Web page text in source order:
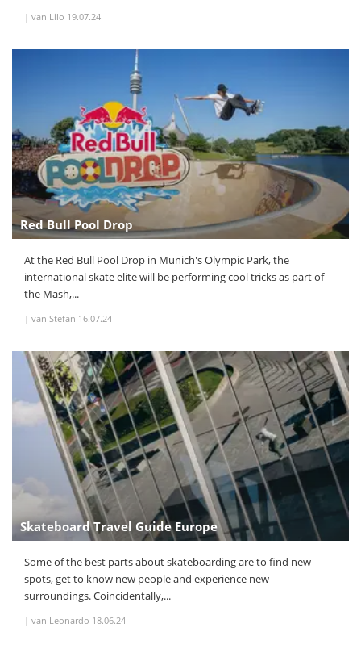
| van Lilo 19.07.24
Red Bull Pool Drop
At the Red Bull Pool Drop in Munich's Olympic Park, the
international skate elite will be performing cool tricks as part of
the Mash,...
| van Stefan 16.07.24
Skateboard Travel Guide Europe
Some of the best parts about skateboarding are to find new
spots, get to know new people and experience new
surroundings. Coincidentally,...
| van Leonardo 18.06.24